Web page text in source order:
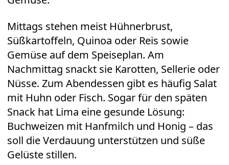
Mittags stehen meist Hühnerbrust,
Süßkartoffeln, Quinoa oder Reis sowie
Gemüse auf dem Speiseplan. Am
Nachmittag snackt sie Karotten, Sellerie oder
Nüsse. Zum Abendessen gibt es häufig Salat
mit Huhn oder Fisch. Sogar für den späten
Snack hat Lima eine gesunde Lösung:
Buchweizen mit Hanfmilch und Honig – das
soll die Verdauung unterstützen und süße
Gelüste stillen.